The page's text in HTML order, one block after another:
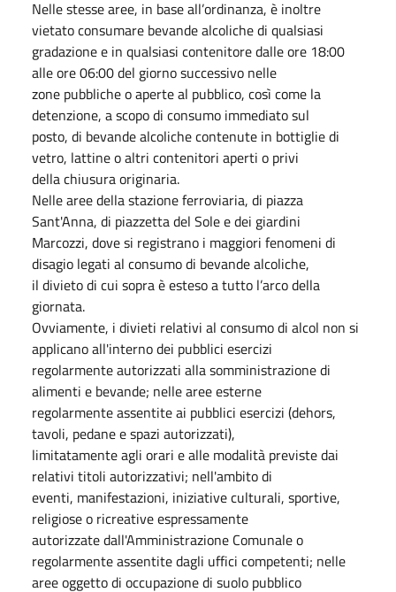
Nelle stesse aree, in base all’ordinanza, è inoltre
vietato consumare bevande alcoliche di qualsiasi
gradazione e in qualsiasi contenitore dalle ore 18:00
alle ore 06:00 del giorno successivo nelle
zone pubbliche o aperte al pubblico, così come la
detenzione, a scopo di consumo immediato sul
posto, di bevande alcoliche contenute in bottiglie di
vetro, lattine o altri contenitori aperti o privi
della chiusura originaria.
Nelle aree della stazione ferroviaria, di piazza
Sant'Anna, di piazzetta del Sole e dei giardini
Marcozzi, dove si registrano i maggiori fenomeni di
disagio legati al consumo di bevande alcoliche,
il divieto di cui sopra è esteso a tutto l’arco della
giornata.
Ovviamente, i divieti relativi al consumo di alcol non si
applicano all'interno dei pubblici esercizi
regolarmente autorizzati alla somministrazione di
alimenti e bevande; nelle aree esterne
regolarmente assentite ai pubblici esercizi (dehors,
tavoli, pedane e spazi autorizzati),
limitatamente agli orari e alle modalità previste dai
relativi titoli autorizzativi; nell'ambito di
eventi, manifestazioni, iniziative culturali, sportive,
religiose o ricreative espressamente
autorizzate dall'Amministrazione Comunale o
regolarmente assentite dagli uffici competenti; nelle
aree oggetto di occupazione di suolo pubblico